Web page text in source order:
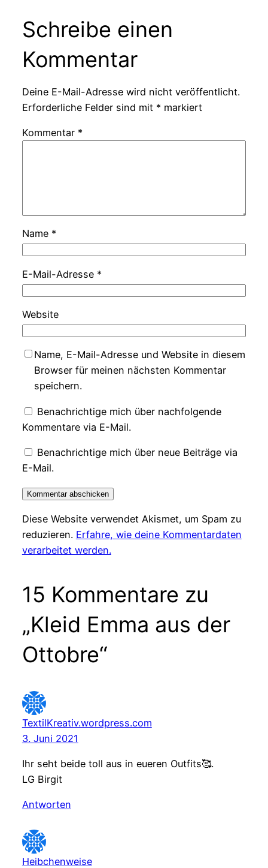
Schreibe einen
Kommentar
Deine E-Mail-Adresse wird nicht veröffentlicht.
Erforderliche Felder sind mit * markiert
Kommentar *
Name *
E-Mail-Adresse *
Website
Name, E-Mail-Adresse und Website in diesem
Browser für meinen nächsten Kommentar
speichern.
Benachrichtige mich über nachfolgende
Kommentare via E-Mail.
Benachrichtige mich über neue Beiträge via
E-Mail.
Diese Website verwendet Akismet, um Spam zu
reduzieren. Erfahre, wie deine Kommentardaten
verarbeitet werden.
15 Kommentare zu
„Kleid Emma aus der
Ottobre“
TextilKreativ.wordpress.com
3. Juni 2021
Ihr seht beide toll aus in eueren Outfits🥰.
LG Birgit
Antworten
Heibchenweise